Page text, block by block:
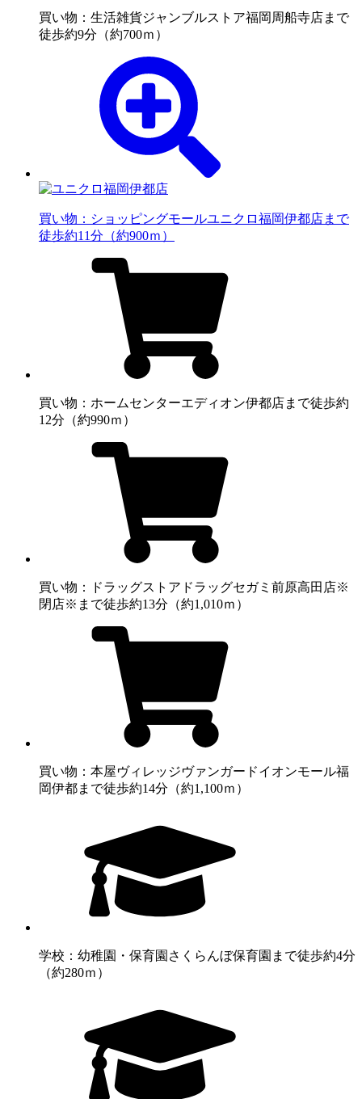
買い物：生活雑貨ジャンブルストア福岡周船寺店まで
徒歩約9分（約700ｍ）
買い物：ショッピングモールユニクロ福岡伊都店まで
徒歩約11分（約900ｍ）
買い物：ホームセンターエディオン伊都店まで徒歩約
12分（約990ｍ）
買い物：ドラッグストア ドラッグセガミ前原高田店※
閉店※まで徒歩約13分（約1,010ｍ）
買い物：本屋ヴィレッジヴァンガードイオンモール福
岡伊都まで徒歩約14分（約1,100ｍ）
学校：幼稚園・保育園 さくらんぼ保育園まで徒歩約4分
（約280ｍ）